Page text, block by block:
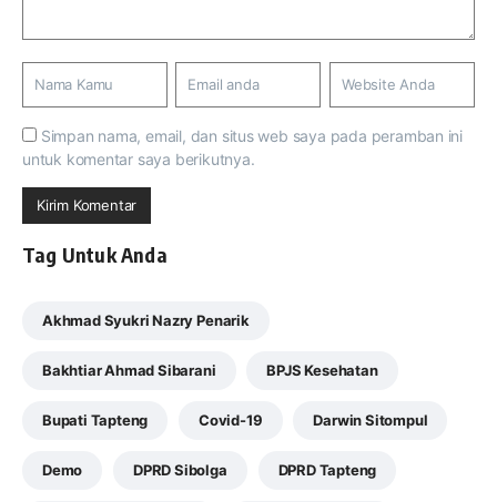
Simpan nama, email, dan situs web saya pada peramban ini
untuk komentar saya berikutnya.
Tag Untuk Anda
Akhmad Syukri Nazry Penarik
Bakhtiar Ahmad Sibarani BPJS Kesehatan
Bupati Tapteng Covid-19 Darwin Sitompul
Demo DPRD Sibolga DPRD Tapteng